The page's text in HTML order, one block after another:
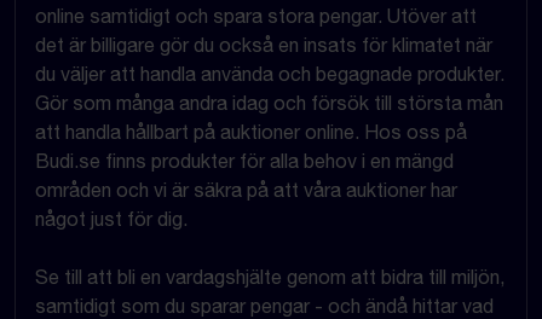
online samtidigt och spara stora pengar. Utöver att
det är billigare gör du också en insats för klimatet när
du väljer att handla använda och begagnade produkter.
Gör som många andra idag och försök till största mån
att handla hållbart på auktioner online. Hos oss på
Budi.se finns produkter för alla behov i en mängd
områden och vi är säkra på att våra auktioner har
något just för dig.
Se till att bli en vardagshjälte genom att bidra till miljön,
samtidigt som du sparar pengar - och ändå hittar vad